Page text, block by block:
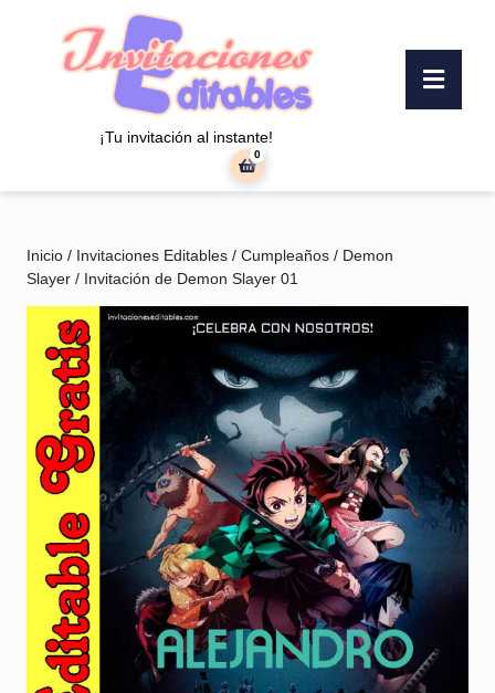
contenido
¡Tu invitación al instante!
carrito
0
Inicio / Invitaciones Editables / Cumpleaños / Demon
Slayer / Invitación de Demon Slayer 01